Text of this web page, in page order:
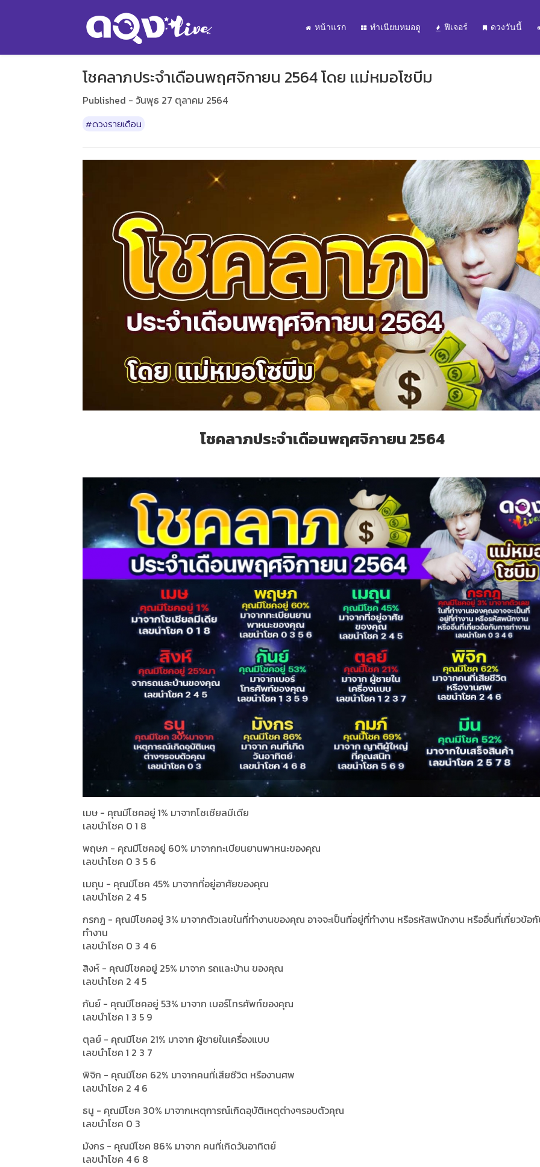
หน้าแรก ทำเนียบหมอดู ฟีเจอร์ ดวงวันนี้
โชคลาภประจำเดือนพฤศจิกายน 2564 โดย เเม่หมอโซบีม
Published - วันพุธ 27 ตุลาคม 2564
#ดวงรายเดือน
โชคลาภประจำเดือนพฤศจิกายน 2564
เมษ - คุณมีโชคอยู่ 1% มาจากโซเชียลมีเดีย
เลขนำโชค 0 1 8
พฤษภ - คุณมีโชคอยู่ 60% มาจากทะเบียนยานพาหนะของคุณ
เลขนำโชค 0 3 5 6
เมถุน - คุณมีโชค 45% มาจากที่อยู่อาศัยของคุณ
เลขนำโชค 2 4 5
กรกฎ - คุณมีโชคอยู่ 3% มาจากตัวเลขในที่ทำงานของคุณ อาจจะเป็นที่อยู่ที่ทำงาน หรือรหัสพนักงาน หรืออื่นที่เกี่ยวข้อ
ทำงาน
เลขนำโชค 0 3 4 6
สิงห์ - คุณมีโชคอยู่ 25% มาจาก รถและบ้าน ของคุณ
เลขนำโชค 2 4 5
กันย์ - คุณมีโชคอยู่ 53% มาจาก เบอร์โทรศัพท์ของคุณ
เลขนำโชค 1 3 5 9
ตุลย์ - คุณมีโชค 21% มาจาก ผู้ชายในเครื่องแบบ
เลขนำโชค 1 2 3 7
พิจิก - คุณมีโชค 62% มาจากคนที่เสียชีวิต หรืองานศพ
เลขนำโชค 2 4 6
ธนู - คุณมีโชค 30% มาจากเหตุการณ์เกิดอุบัติเหตุต่างๆรอบตัวคุณ
เลขนำโชค 0 3
มังกร - คุณมีโชค 86% มาจาก คนที่เกิดวันอาทิตย์
เลขนำโชค 4 6 8